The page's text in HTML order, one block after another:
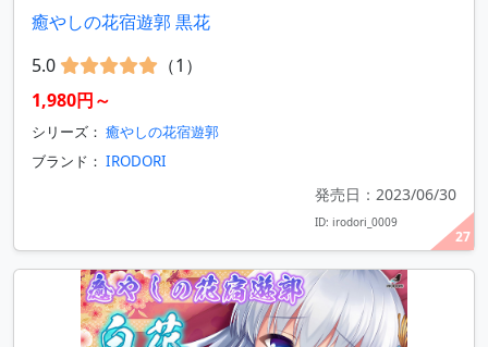
27
癒やしの花宿遊郭 黒花
5.0
（1）
1,980円～
シリーズ： 癒やしの花宿遊郭
ブランド： IRODORI
発売日：2023/06/30
ID: irodori_0009